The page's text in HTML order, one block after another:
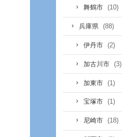
舞鶴市 (10)
兵庫県 (88)
伊丹市 (2)
加古川市 (3)
加東市 (1)
宝塚市 (1)
尼崎市 (18)